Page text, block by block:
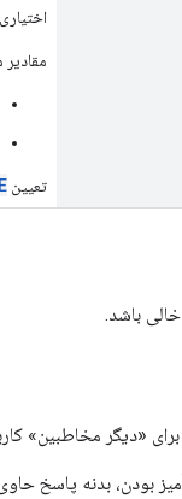
مقادیر
تعیین
باشد.
«دیگر مخاطبین»
بودن، بدنه پاسخ